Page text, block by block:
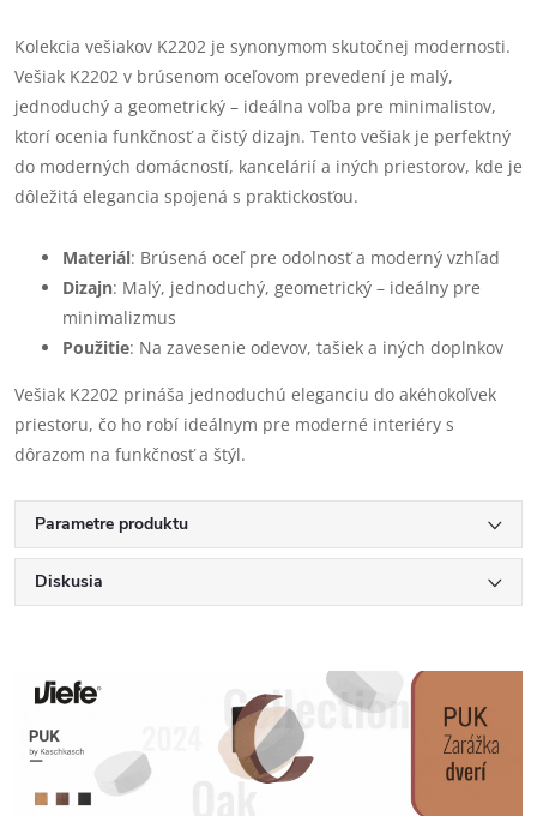
Kolekcia vešiakov K2202 je synonymom skutočnej modernosti.
Vešiak K2202 v brúsenom oceľovom prevedení je malý,
jednoduchý a geometrický – ideálna voľba pre minimalistov,
ktorí ocenia funkčnosť a čistý dizajn. Tento vešiak je perfektný
do moderných domácností, kancelárií a iných priestorov, kde je
dôležitá elegancia spojená s praktickosťou.
Materiál: Brúsená oceľ pre odolnosť a moderný vzhľad
Dizajn: Malý, jednoduchý, geometrický – ideálny pre
minimalizmus
Použitie: Na zavesenie odevov, tašiek a iných doplnkov
Vešiak K2202 prináša jednoduchú eleganciu do akéhokoľvek
priestoru, čo ho robí ideálnym pre moderné interiéry s
dôrazom na funkčnosť a štýl.
Parametre produktu
Diskusia